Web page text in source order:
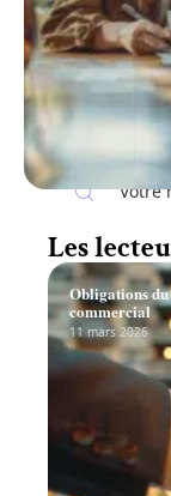
Les
Obligations
commercial
11 mars 2026